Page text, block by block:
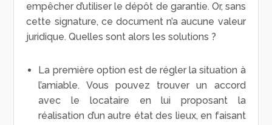
empêcher d’utiliser le dépôt de garantie. Or, sans
cette signature, ce document n’a aucune valeur
juridique. Quelles sont alors les solutions ?
La première option est de régler la situation à
l’amiable. Vous pouvez trouver un accord
avec le locataire en lui proposant la
réalisation d’un autre état des lieux, en faisant